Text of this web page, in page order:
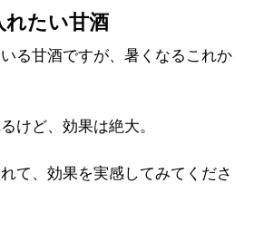
れたい甘酒
る甘酒ですが、暑くなるこれか
けど、効果は絶大。
て、効果を実感してみてくださ